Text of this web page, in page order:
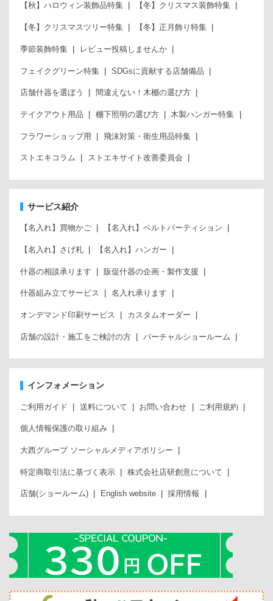
【秋】ハロウィン装飾品特集 【冬】クリスマス装飾特集
【冬】クリスマスツリー特集 【冬】正月飾り特集
季節装飾特集 レビュー投稿しませんか
フェイクグリーン特集 SDGsに貢献する店舗備品
店舗什器を選ぼう 間違えない！木棚の選び方
テイクアウト用品 棚下照明の選び方 木製ハンガー特集
フラワーショップ用 飛沫対策・衛生用品特集
ストエキコラム ストエキサイト改善委員会
サービス紹介
【名入れ】買物かご 【名入れ】ベルトパーティション
【名入れ】さげ札 【名入れ】ハンガー
什器の相談承ります 販促什器の企画・製作支援
什器組み立てサービス 名入れ承ります
オンデマンド印刷サービス カスタムオーダー
店舗の設計・施工をご検討の方 バーチャルショールーム
インフォメーション
ご利用ガイド 送料について お問い合わせ ご利用規約
個人情報保護の取り組み
大西グループ ソーシャルメディアポリシー
特定商取引法に基づく表示 株式会社店研創意について
店舗(ショールーム) English website 採用情報